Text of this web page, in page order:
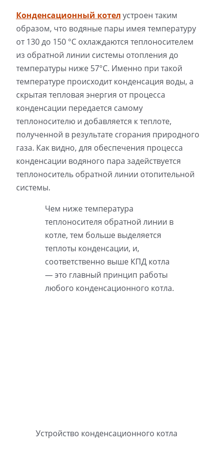
Конденсационный котел устроен таким
образом, что водяные пары имея температуру
от 130 до 150 °C охлаждаются теплоносителем
из обратной линии системы отопления до
температуры ниже 57°C. Именно при такой
температуре происходит конденсация воды, а
скрытая тепловая энергия от процесса
конденсации передается самому
теплоносителю и добавляется к теплоте,
полученной в результате сгорания природного
газа. Как видно, для обеспечения процесса
конденсации водяного пара задействуется
теплоноситель обратной линии отопительной
системы.
Чем ниже температура
теплоносителя обратной линии в
котле, тем больше выделяется
теплоты конденсации, и,
соответственно выше КПД котла
— это главный принцип работы
любого конденсационного котла.
Устройство конденсационного котла